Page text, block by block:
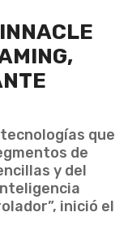
que
de
y del
inició el